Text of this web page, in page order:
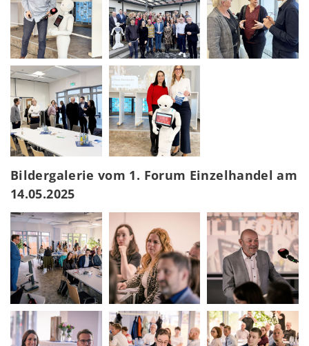
Bildergalerie vom 1. Forum Einzelhandel am
14.05.2025